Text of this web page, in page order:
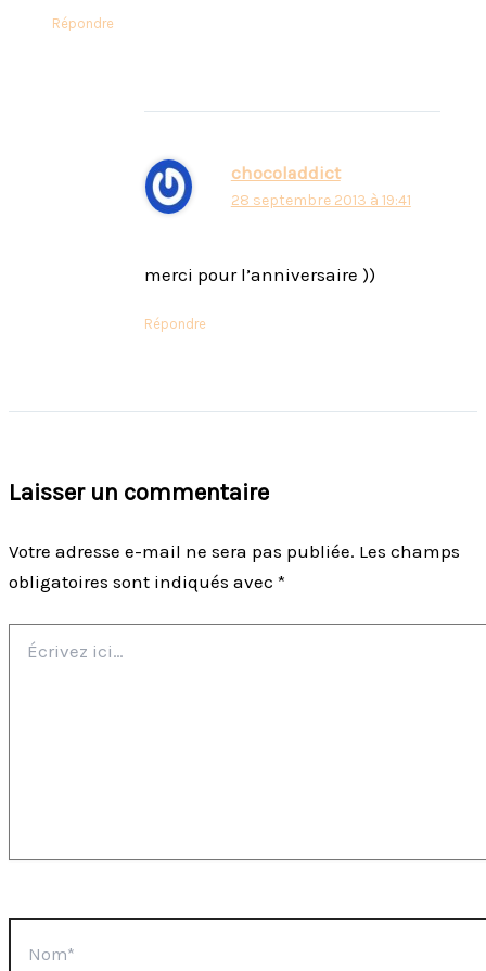
Répondre
chocoladdict
28 septembre 2013 à 19:41
merci pour l’anniversaire ))
Répondre
Laisser un commentaire
Votre adresse e-mail ne sera pas publiée. Les champs
obligatoires sont indiqués avec *
ici…